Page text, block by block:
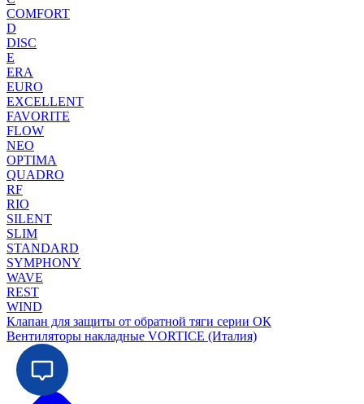
COMFORT
D
DISC
E
ERA
EURO
EXCELLENT
FAVORITE
FLOW
NEO
OPTIMA
QUADRO
RF
RIO
SILENT
SLIM
STANDARD
SYMPHONY
WAVE
REST
WIND
Клапан для защиты от обратной тяги серии ОК
Вентиляторы накладные VORTICE (Италия)